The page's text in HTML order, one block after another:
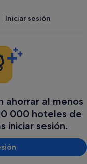
Iniciar sesión
ahorrar al menos
000 hoteles de
iniciar sesión.